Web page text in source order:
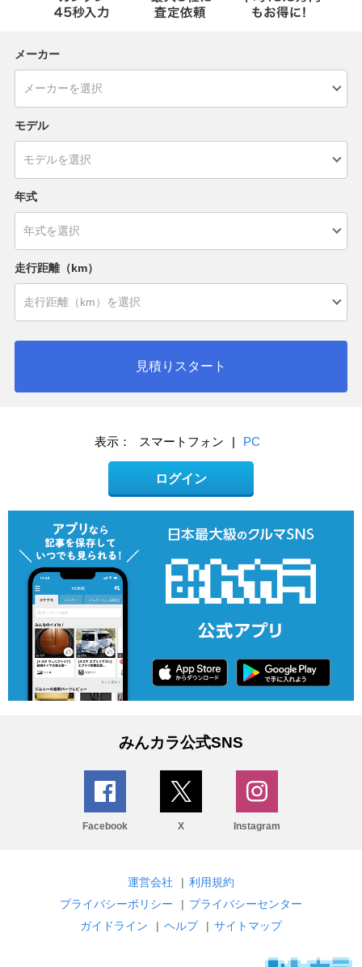
メーカー
モデル
年式
走行距離（km）
見積りスタート
表示： スマートフォン | PC
ログイン
みんカラ公式SNS
Facebook X Instagram
運営会社 | 利用規約
プライバシーポリシー
| プライバシーセンター
ガイドライン
| ヘルプ | サイトマップ